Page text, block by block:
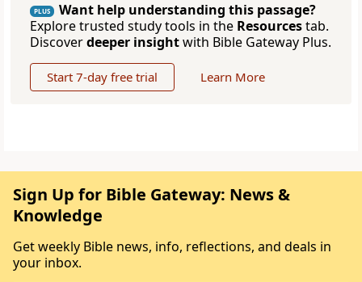
PLUS
Want help understanding this passage?
Explore trusted study tools in the Resourcestab.
Discoverdeeper insightwith Bible Gateway Plus.
Start 7-day free trial Learn More
Sign Up for Bible Gateway: News &
Knowledge
Get weekly Bible news, info, reflections, and deals in
your inbox.